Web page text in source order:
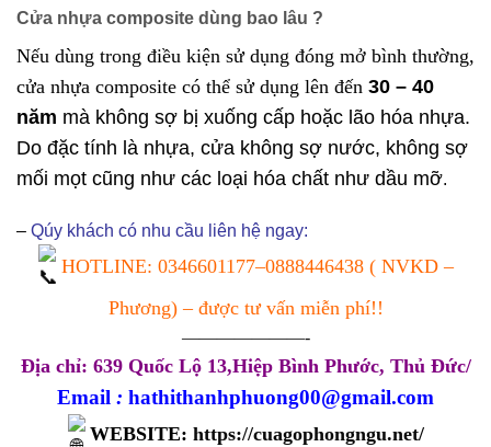
Cửa nhựa composite dùng bao lâu ?
Nếu dùng trong điều kiện sử dụng đóng mở bình thường,
cửa nhựa composite có thể sử dụng lên đến 30 – 40
năm mà không sợ bị xuống cấp hoặc lão hóa nhựa.
Do đặc tính là nhựa, cửa không sợ nước, không sợ
mối mọt cũng như các loại hóa chất như dầu mỡ.
– Qúy khách có nhu cầu liên hệ ngay:
HOTLINE: 0346601177–0888446438( NVKD –
Phương) – được tư vấn miễn phí!!
———————-
Địa chỉ: 639 Quốc Lộ 13,Hiệp Bình Phước, Thủ Đức/
Email : hathithanhphuong00@gmail.com
WEBSITE: https://cuagophongngu.net/